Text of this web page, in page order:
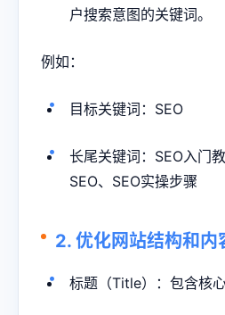
户搜索意图的关键词。
例如：
目标关键词：SEO
长尾关键词：SEO入门
SEO、SEO实操步骤
2. 优化网站结构和内
标题（Title）：包含核